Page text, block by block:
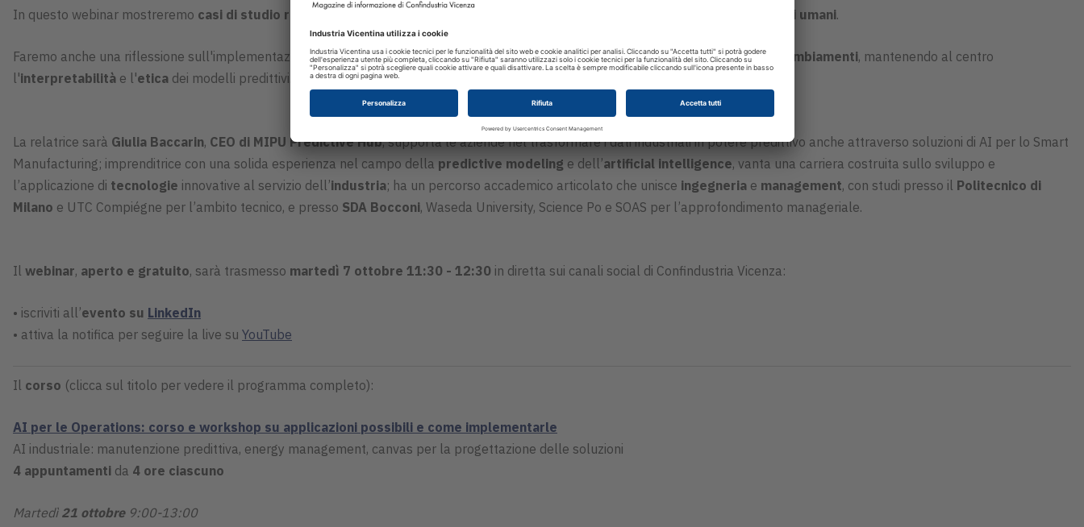
In questo webinar mostreremo casi di studio reali , analizzando anche l' processi decisionali umani.
Faremo anche una riflessione sull'implementazione di soluzioni tecnologiche che potenziano la capacità organizzativa di anticipare cambiamenti, mantenendo al centro
l'interpretabilità e l'etica dei modelli predittivi.
La relatrice sarà Giulia Baccarin, CEO di MIPU Predictive Hub, supporta le aziende nel trasformare i dati industriali in potere predittivo anche attraverso soluzioni di AI per lo Smart
Manufacturing; imprenditrice con una solida esperienza nel campo della predictive modeling e dell’artificial intelligence, vanta una carriera costruita sullo sviluppo e
l’applicazione di tecnologie innovative al servizio dell’industria; ha un percorso accademico articolato che unisce ingegneria e management, con studi presso il Politecnico di
Milano e UTC Compiégne per l’ambito tecnico, e presso SDA Bocconi, Waseda University, Science Po e SOAS per l’approfondimento manageriale.
Il webinar, aperto e gratuito, sarà trasmesso martedì 7 ottobre 11:30 - 12:30 in diretta sui canali social di Confindustria Vicenza:
• iscriviti all’evento su LinkedIn
• attiva la notifica per seguire la live su YouTube
Il corso (clicca sul titolo per vedere il programma completo):
AI per le Operations: corso e workshop su applicazioni possibili e come implementarle
AI industriale: manutenzione predittiva, energy management, canvas per la progettazione delle soluzioni
4 appuntamenti da 4 ore ciascuno
Martedì 21 ottobre9:00-13:00